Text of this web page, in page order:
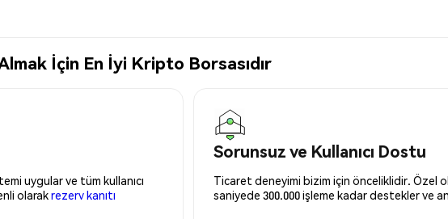
İçin En İyi Kripto Borsasıdır
uygular ve tüm kullanıcı
olarakrezerv kanıtı
Sorunsuz ve Kullanıcı Dostu
Ticaret deneyimi bizim için önceliklidir. Özel
saniyede 300.000 işleme kadar destekler ve